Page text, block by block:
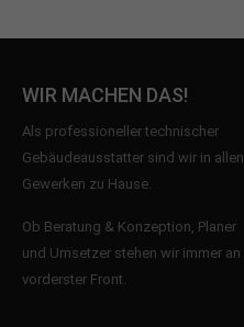
WIR MACHEN DAS!
Als professioneller technischer
Gebäudeausstatter sind wir in allen
Gewerken zu Hause.
Ob Beratung & Konzeption, Planer
und Umsetzer stehen wir immer an
vorderster Front.